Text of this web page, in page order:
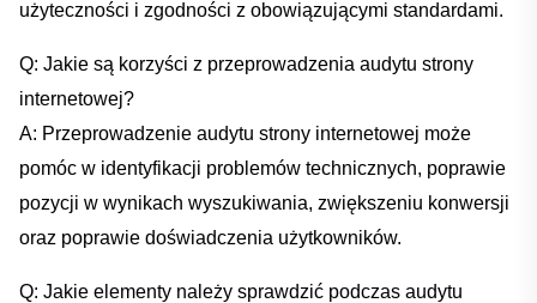
użyteczności i ⁤zgodności z obowiązującymi standardami.
Q: Jakie są korzyści z przeprowadzenia audytu strony
internetowej?
A: Przeprowadzenie audytu ‍strony internetowej może
pomóc ⁢w identyfikacji problemów technicznych,⁢ poprawie
pozycji w wynikach wyszukiwania, zwiększeniu konwersji
oraz ⁤poprawie doświadczenia użytkowników.
Q: Jakie elementy należy sprawdzić⁤ podczas audytu